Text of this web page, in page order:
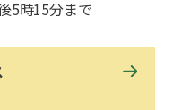
5時15分まで